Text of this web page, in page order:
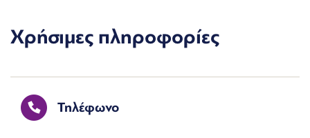
Χρήσιμες πληροφορίες
Τηλέφωνο